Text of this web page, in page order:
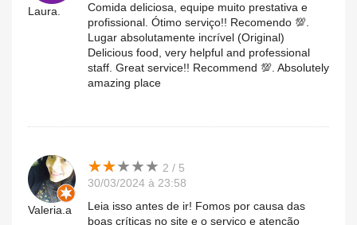
Laura.
Comida deliciosa, equipe muito prestativa e
profissional. Ótimo serviço!! Recomendo 💯.
Lugar absolutamente incrível (Original)
Delicious food, very helpful and professional
staff. Great service!! Recommend 💯. Absolutely
amazing place
Valeria.a
★★★★★
★★★★★ 2 / 5
30/03/2024 à 23:58
Leia isso antes de ir! Fomos por causa das
boas críticas no site e o serviço e atenção